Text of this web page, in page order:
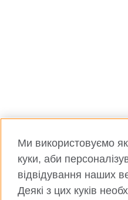
Ми використовуємо як
куки, аби
відвідування наших
Деякі з цих куків